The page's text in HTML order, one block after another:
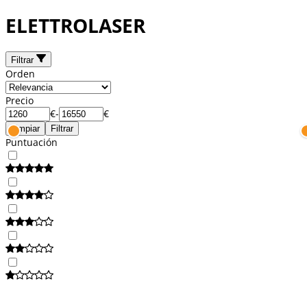
ELETTROLASER
Filtrar
Orden
Precio
€- €
Limpiar Filtrar
Puntuación